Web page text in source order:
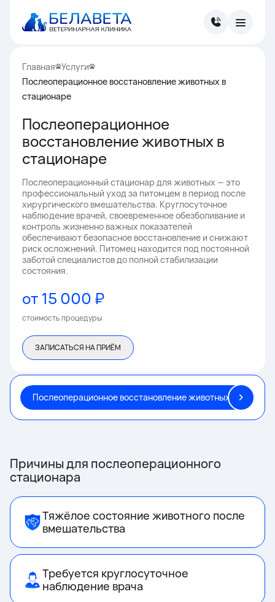
Главная Услуги
Послеоперационное восстановление животных в
стационаре
Послеоперационное
восстановление животных в
стационаре
Послеоперационный стационар для животных — это
профессиональный уход за питомцем в период после
хирургического вмешательства. Круглосуточное
наблюдение врачей, своевременное обезболивание и
контроль жизненно важных показателей
обеспечивают безопасное восстановление и снижают
риск осложнений. Питомец находится под постоянной
заботой специалистов до полной стабилизации
состояния.
от 15 000 ₽
стоимость процедуры
ЗАПИСАТЬСЯ НА ПРИЁМ
Послеоперационное восстановление животных в
Причины для послеоперационного
стационара
Тяжёлое состояние животного после
вмешательства
Требуется круглосуточное
наблюдение врача